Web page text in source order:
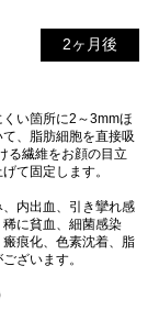
2ヶ月後
い箇所に2～3mmほ
、脂肪細胞を直接吸
る繊維をお顔の目立
て固定します。
内出血、引き攣れ感
に貧血、細菌感染
痕化、色素沈着、脂
ざいます。